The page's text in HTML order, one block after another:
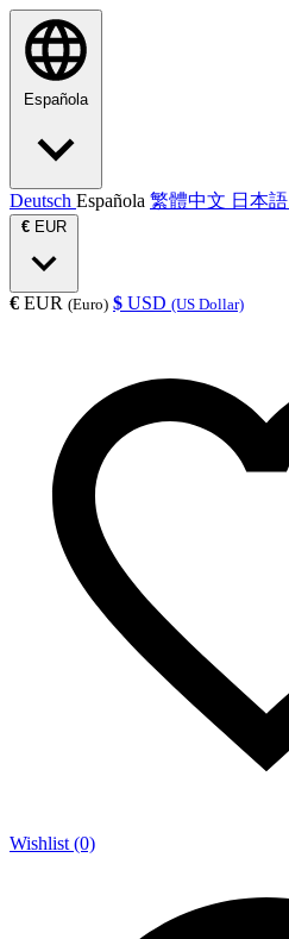
Española
Deutsch Española 繁體中文 日本語
€ EUR
€ EUR (Euro) $ USD (US Dollar)
Wishlist (0)